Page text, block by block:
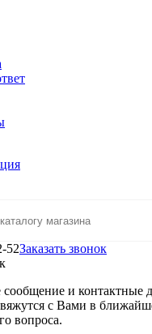
52Заказать звонок
сообщение и контактные
с Вами в
вопроса.